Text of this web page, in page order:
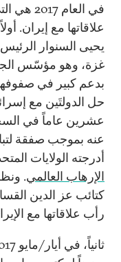
في
يحيى السنوار
غزة، وهو مؤسّس
بدعم كبير في
حل الدولتَين مع
عشرين عاماً في
أدرجته الولايات المتحدة،
الإرهاب العالمي.
كتائب عز الدين
رأب علاقاتها مع